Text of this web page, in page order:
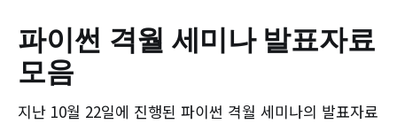
파이썬 격월 세미나 발표자료
모음
지난 10월 22일에 진행된 파이썬 격월 세미나의 발표자료